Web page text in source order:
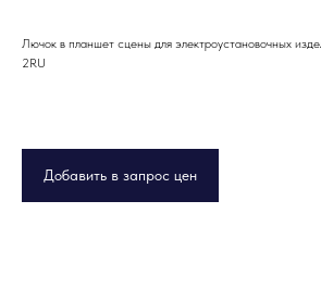
Лючок в планшет сцены для электроустановочных
2RU
Добавить в запрос цен